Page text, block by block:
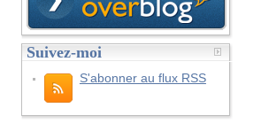
Suivez-moi
S'abonner au flux RSS